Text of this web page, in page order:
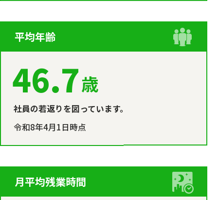
平均年齢
46.7歳
社員の若返りを図っています。
令和8年4月1日時点
月平均残業時間